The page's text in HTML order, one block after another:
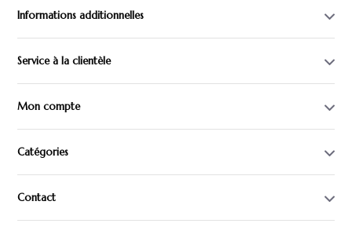
Informations additionnelles
Service à la clientèle
Mon compte
Catégories
Contact